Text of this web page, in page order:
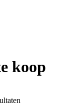
koop